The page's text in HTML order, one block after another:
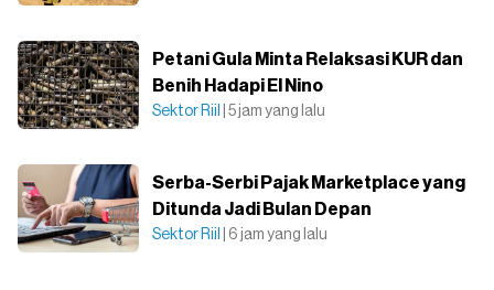
Petani Gula Minta Relaksasi KUR dan
Benih Hadapi El Nino
Sektor Riil | 5 jam yang lalu
Serba-Serbi Pajak Marketplace yang
Ditunda Jadi Bulan Depan
Sektor Riil | 6 jam yang lalu